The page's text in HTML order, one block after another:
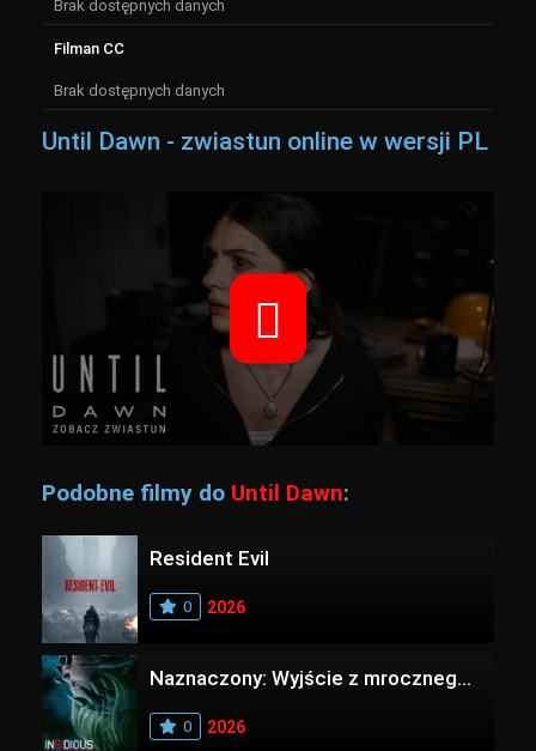
Brak dostępnych danych
Filman CC
Brak dostępnych danych
Until Dawn - zwiastun online w wersji PL
Podobne filmy do Until Dawn:
Resident Evil
0 2026
Naznaczony: Wyjście z mrocznego wymiaru
0 2026